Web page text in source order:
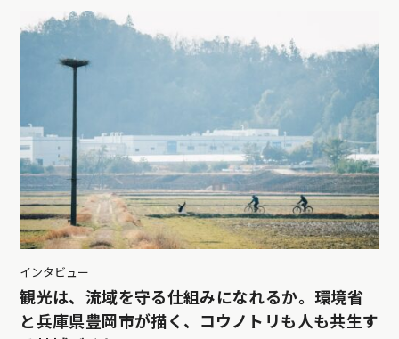
インタビュー
観光は、流域を守る仕組みになれるか。環境省
と兵庫県豊岡市が描く、コウノトリも人も共生す